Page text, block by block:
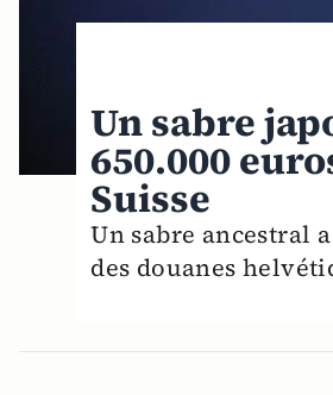
Un sabre
650.000
Suisse
Un sabre ancestral
des douanes